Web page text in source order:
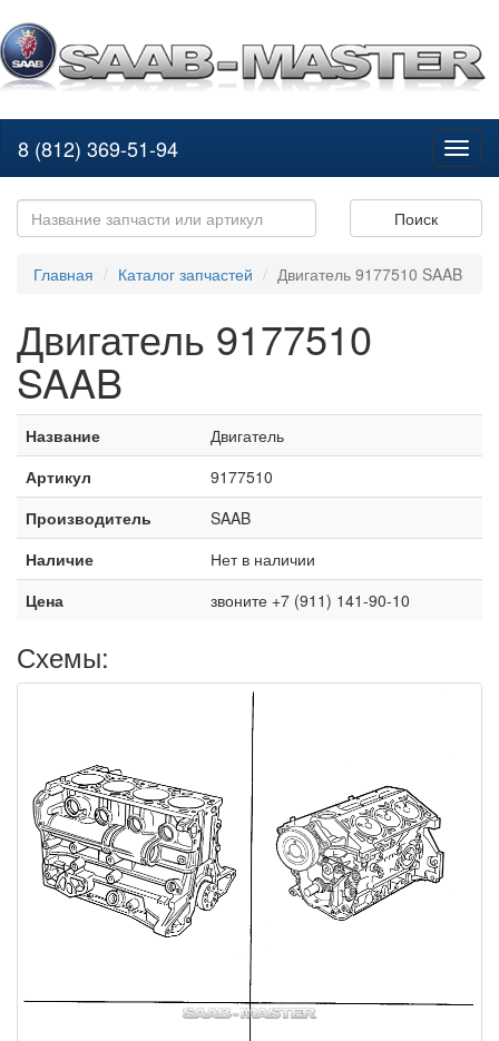
8 (812) 369-51-94
Поиск
Главная Каталог запчастей Двигатель 9177510 SAAB
Двигатель 9177510
SAAB
Название
Двигатель
Артикул
9177510
Производитель
SAAB
Наличие
Нет в наличии
Цена
звоните +7 (911) 141-90-10
Схемы: